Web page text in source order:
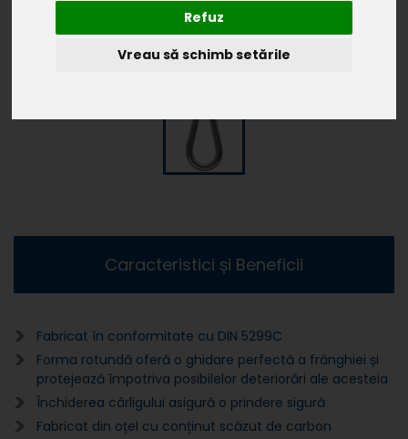
Refuz
Vreau să schimb setările
Caracteristici și Beneficii
Fabricat în conformitate cu DIN 5299C
Forma rotundă oferă o ghidare perfectă a frânghiei și
protejează împotriva posibilelor deteriorări ale acesteia
Închiderea cârligului asigură o prindere sigură
Fabricat din oțel cu conținut scăzut de carbon